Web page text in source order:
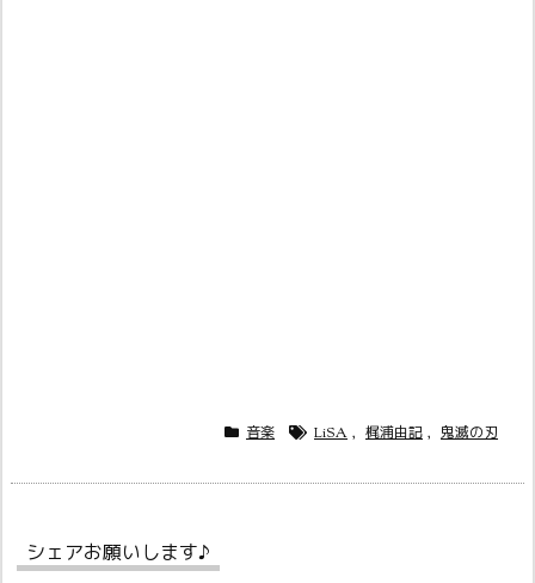
音楽 LiSA , 梶浦由記 , 鬼滅の刃
シェアお願いします♪